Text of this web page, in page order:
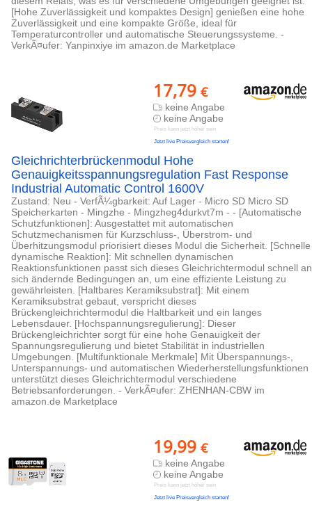
[Hohe Zuverlässigkeit und kompaktes Design] genießen eine hohe
Zuverlässigkeit und eine kompakte Größe, ideal für
Temperaturcontroller und automatische Steuerungssysteme. -
VerkÃ¤ufer: Yanpinxiye im amazon.de Marketplace
17,79 €
keine Angabe
keine Angabe
Preis kann jetzt höher sein
Jetzt live Preisvergleich starten!
Gleichrichterbrückenmodul Hohe
Genauigkeitsspannungsregulation Fast Response
Industrial Automatic Control 1600V
Zustand: Neu - VerfÃ¼gbarkeit: Auf Lager - Micro SD Micro SD
Speicherkarten - Mingzhe - Mingzheg4durkvt7m - - [Automatische
Schutzfunktionen]: Ausgestattet mit automatischen
Schutzmechanismen für Kurzschluss-, Überstrom- und
Überhitzungsmodul priorisiert dieses Modul die Sicherheit. [Schnelle
dynamische Reaktion]: Mit schnellen dynamischen
Reaktionsfunktionen passt sich dieses Gleichrichtermodul schnell an
sich ändernde Bedingungen an, um eine effiziente Leistung zu
gewährleisten. [Haltbares Keramiksubstrat]: Mit einem
Keramiksubstrat gebaut, verspricht dieses
Brückengleichrichtermodul die Haltbarkeit und ein langes
Lebensdauer. [Hochspannungsregulierung]: Dieser
Brückengleichrichter sorgt für eine hohe Genauigkeit der
Spannungsregulierung und bietet Stabilität in industriellen
Umgebungen. [Multifunktionale Merkmale] Mit Überspannungs-,
Unterspannungs- und automatischen Wiederherstellungsfunktionen
unterstützt dieses Gleichrichtermodul verschiedene
Betriebsanforderungen. - VerkÃ¤ufer: ZHENHAN-CBW im
amazon.de Marketplace
19,99 €
keine Angabe
keine Angabe
Preis kann jetzt höher sein
Jetzt live Preisvergleich starten!